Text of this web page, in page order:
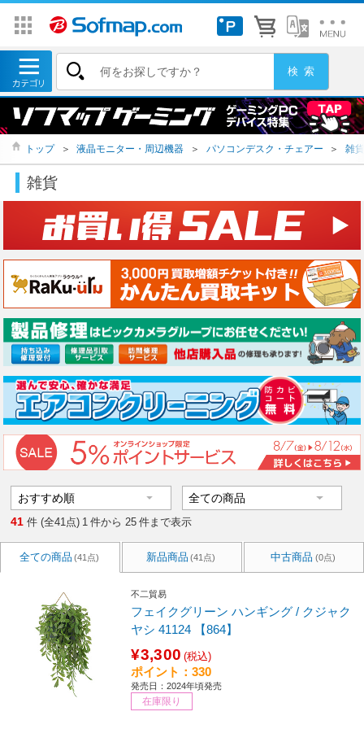
トップ ＞ 液晶モニター・周辺機器 ＞ パソコンデスク・チェアー ＞ 雑貨
雑貨
41 件 (全41点) 1 件から 25 件まで表示
全ての商品 (41点) 新品商品 (41点) 中古商品 (0点)
不二貿易
フェイクグリーン ハンギング / クジャク
ヤシ 41124 【864】
¥3,300 (税込)
ポイント：330
発売日：2024年頃発売
在庫限り